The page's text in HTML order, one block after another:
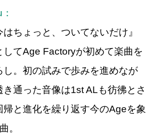
はちょっと、ついてないだけ』
してAge Factoryが初めて楽曲を
し。初の試みで歩みを進めなが
き通った音像は1st ALも彷彿とさ
帰と進化を繰り返す今のAgeを象
。